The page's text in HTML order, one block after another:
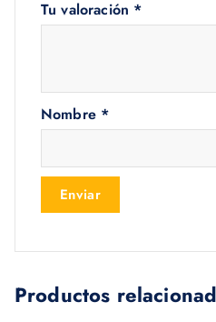
Tu valoración *
Nombre *
Productos